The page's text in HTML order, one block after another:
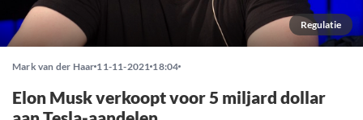
Regulatie
Mark van der Haar 11-11-2021 18:04
Elon Musk verkoopt voor 5 miljard dollar